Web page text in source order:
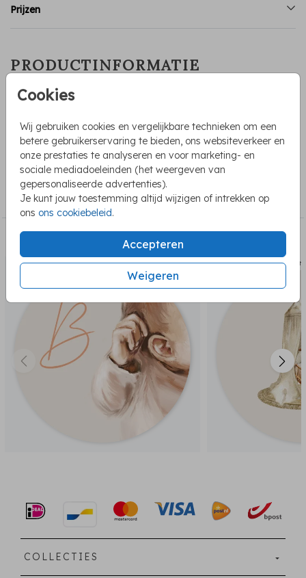
Cookies
Wij gebruiken cookies en vergelijkbare technieken om een
betere gebruikerservaring te bieden, ons websiteverkeer en
onze prestaties te analyseren en voor marketing- en
sociale mediadoeleinden (het weergeven van
gepersonaliseerde advertenties).
Je kunt jouw toestemming altijd wijzigen of intrekken op
ons ons cookiebeleid.
Accepteren
Weigeren
Prijzen
PRODUCTINFORMATIE
OMSCHRIJVING
worden gedrukt op een vel van 30 stuks. Formaat sticker
35x31 mm
COLLECTIE
Stickers
sluitsticker
COLLECTIES